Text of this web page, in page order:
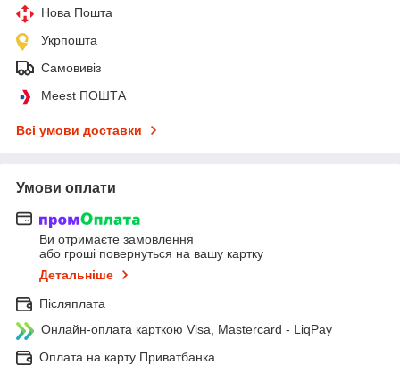
Нова Пошта
Укрпошта
Самовивіз
Meest ПОШТА
Всі умови доставки
Умови оплати
Ви отримаєте замовлення
або гроші повернуться на вашу картку
Детальніше
Післяплата
Онлайн-оплата карткою Visa, Mastercard - LiqPay
Оплата на карту Приватбанка